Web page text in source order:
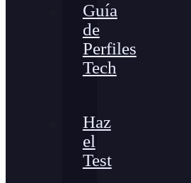
Guía
de
Perfiles
Tech
Haz
el
Test